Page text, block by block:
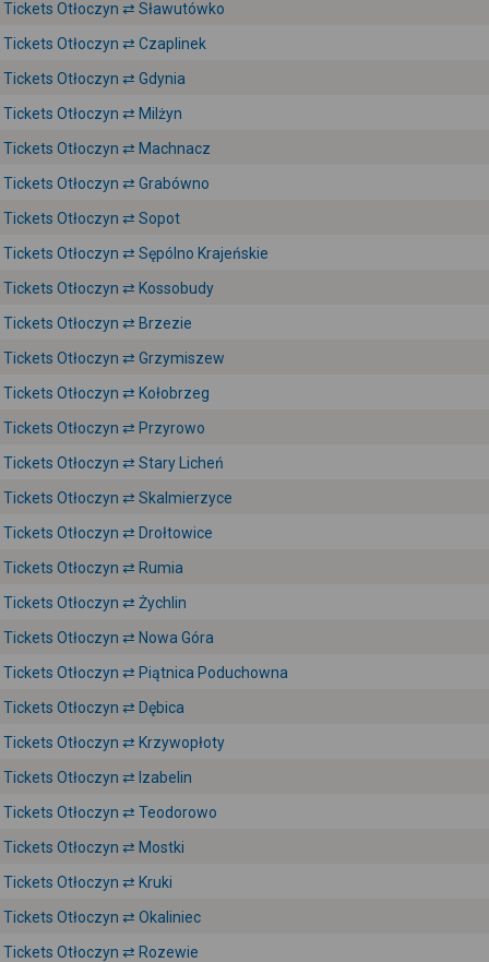
Tickets Otłoczyn ⇄ Sławutówko
Tickets Otłoczyn ⇄ Czaplinek
Tickets Otłoczyn ⇄ Gdynia
Tickets Otłoczyn ⇄ Milżyn
Tickets Otłoczyn ⇄ Machnacz
Tickets Otłoczyn ⇄ Grabówno
Tickets Otłoczyn ⇄ Sopot
Tickets Otłoczyn ⇄ Sępólno Krajeńskie
Tickets Otłoczyn ⇄ Kossobudy
Tickets Otłoczyn ⇄ Brzezie
Tickets Otłoczyn ⇄ Grzymiszew
Tickets Otłoczyn ⇄ Kołobrzeg
Tickets Otłoczyn ⇄ Przyrowo
Tickets Otłoczyn ⇄ Stary Licheń
Tickets Otłoczyn ⇄ Skalmierzyce
Tickets Otłoczyn ⇄ Drołtowice
Tickets Otłoczyn ⇄ Rumia
Tickets Otłoczyn ⇄ Żychlin
Tickets Otłoczyn ⇄ Nowa Góra
Tickets Otłoczyn ⇄ Piątnica Poduchowna
Tickets Otłoczyn ⇄ Dębica
Tickets Otłoczyn ⇄ Krzywopłoty
Tickets Otłoczyn ⇄ Izabelin
Tickets Otłoczyn ⇄ Teodorowo
Tickets Otłoczyn ⇄ Mostki
Tickets Otłoczyn ⇄ Kruki
Tickets Otłoczyn ⇄ Okaliniec
Tickets Otłoczyn ⇄ Rozewie